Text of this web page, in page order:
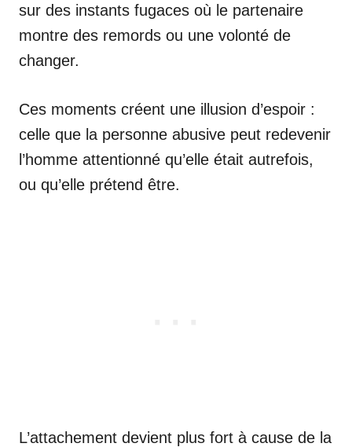
sur des instants fugaces où le partenaire
montre des remords ou une volonté de
changer.
Ces moments créent une illusion d’espoir :
celle que la personne abusive peut redevenir
l’homme attentionné qu’elle était autrefois,
ou qu’elle prétend être.
L’attachement devient plus fort à cause de la